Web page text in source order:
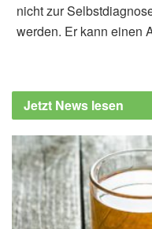
nicht zur
werden. Er kann einen
Jetzt News lesen